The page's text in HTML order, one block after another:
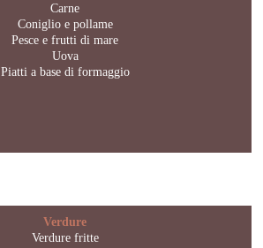
Carne
Coniglio e pollame
Pesce e frutti di mare
Uova
Piatti a base di formaggio
Verdure
Verdure fritte